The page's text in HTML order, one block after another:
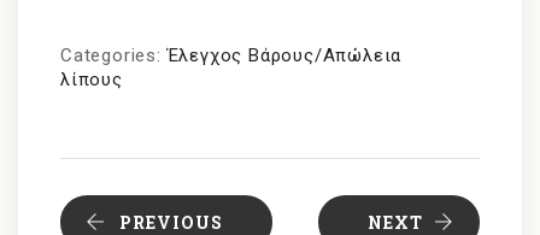
Categories:Έλεγχος Βάρους/Απώλεια
λίπους
PREVIOUS NEXT